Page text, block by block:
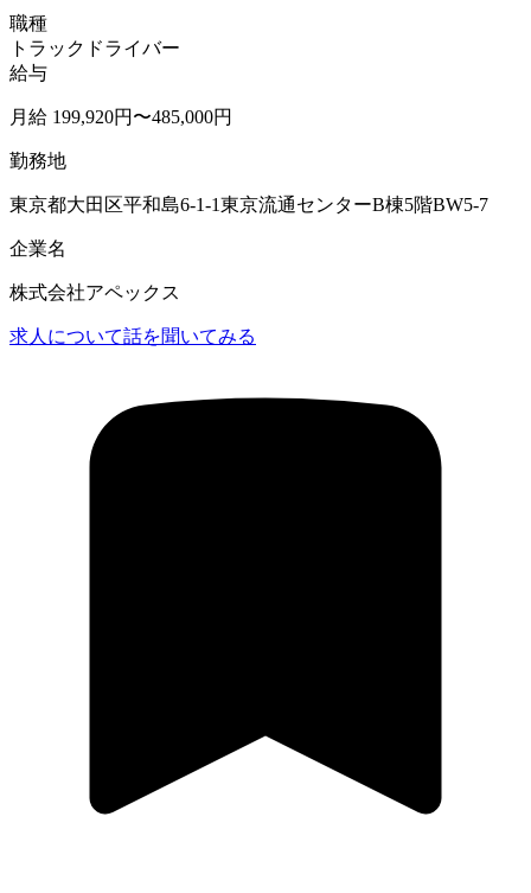
職種
トラックドライバー
給与
月給 199,920円〜485,000円
勤務地
東京都大田区平和島6-1-1東京流通センターB棟5階BW5-7
企業名
株式会社アペックス
求人について話を聞いてみる